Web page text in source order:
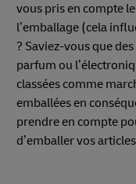
vous pris en compte
l’emballage (cela
? Saviez-vous que
parfum ou
classées comme
emballées en
prendre en compte
d’emballer vos